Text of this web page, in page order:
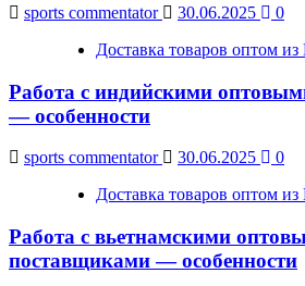
sports commentator 30.06.2025
0
Доставка товаров оптом из
Работа с индийскими
— особенности
sports commentator 30.06.2025
0
Доставка товаров оптом из
Работа с вьетнамскими
поставщиками — особенности